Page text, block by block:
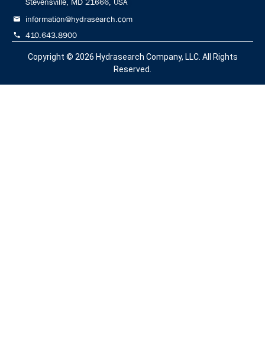
information@hydrasearch.com
410.643.8900
Copyright © 2026 Hydrasearch Company, LLC. All Rights
Reserved.